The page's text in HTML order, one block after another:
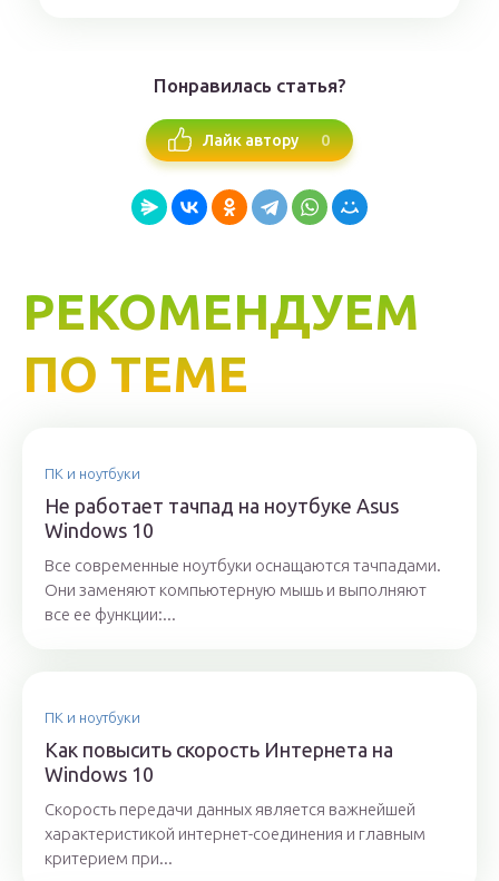
Понравилась статья?
Лайк автору 0
РЕКОМЕНДУЕМ
ПО ТЕМЕ
ПК и ноутбуки
Не работает тачпад на ноутбуке Asus
Windows 10
Все современные ноутбуки оснащаются тачпадами.
Они заменяют компьютерную мышь и выполняют
все ее функции:...
ПК и ноутбуки
Как повысить скорость Интернета на
Windows 10
Скорость передачи данных является важнейшей
характеристикой интернет-соединения и главным
критерием при...